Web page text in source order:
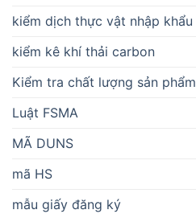
kiểm dịch thực vật nhập khẩu
kiểm kê khí thải carbon
Kiểm tra chất lượng sản phẩm
Luật FSMA
MÃ DUNS
mã HS
mẫu giấy đăng ký